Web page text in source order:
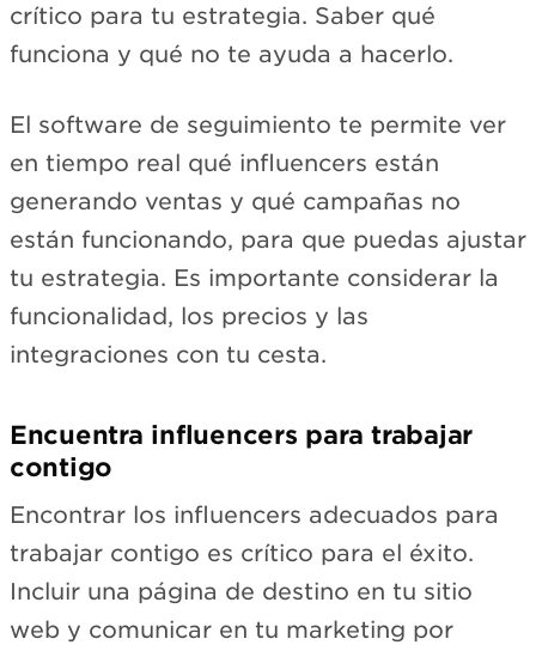
crítico para tu estrategia. Saber qué
funciona y qué no te ayuda a hacerlo.
El software de seguimiento te permite ver
en tiempo real qué influencers están
generando ventas y qué campañas no
están funcionando, para que puedas ajustar
tu estrategia. Es importante considerar la
funcionalidad, los precios y las
integraciones con tu cesta.
Encuentra influencers para trabajar
contigo
Encontrar los influencers adecuados para
trabajar contigo es crítico para el éxito.
Incluir una página de destino en tu sitio
web y comunicar en tu marketing por